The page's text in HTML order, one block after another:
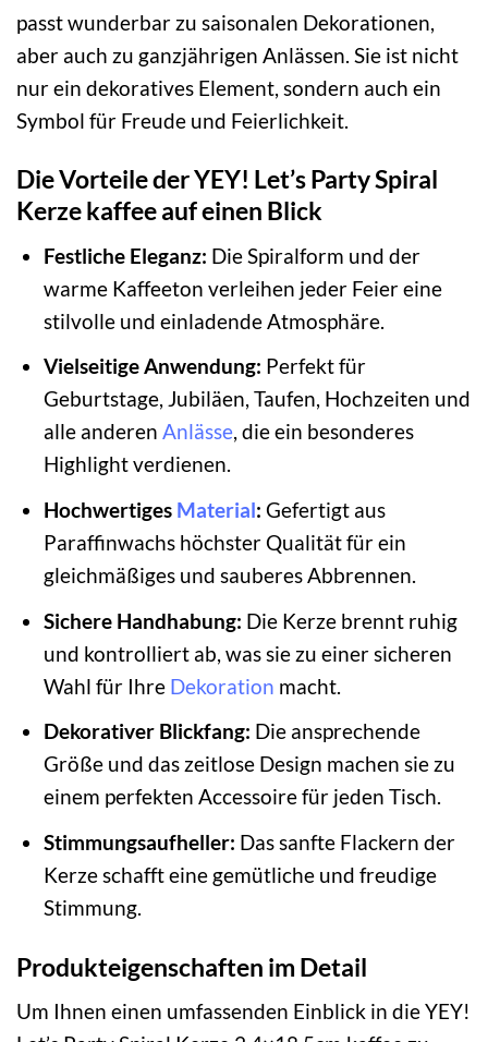
passt wunderbar zu saisonalen Dekorationen,
aber auch zu ganzjährigen Anlässen. Sie ist nicht
nur ein dekoratives Element, sondern auch ein
Symbol für Freude und Feierlichkeit.
Die Vorteile der YEY! Let’s Party Spiral
Kerze kaffee auf einen Blick
Festliche Eleganz: Die Spiralform und der
warme Kaffeeton verleihen jeder Feier eine
stilvolle und einladende Atmosphäre.
Vielseitige Anwendung: Perfekt für
Geburtstage, Jubiläen, Taufen, Hochzeiten und
alle anderen Anlässe, die ein besonderes
Highlight verdienen.
Hochwertiges Material: Gefertigt aus
Paraffinwachs höchster Qualität für ein
gleichmäßiges und sauberes Abbrennen.
Sichere Handhabung: Die Kerze brennt ruhig
und kontrolliert ab, was sie zu einer sicheren
Wahl für Ihre Dekoration macht.
Dekorativer Blickfang: Die ansprechende
Größe und das zeitlose Design machen sie zu
einem perfekten Accessoire für jeden Tisch.
Stimmungsaufheller: Das sanfte Flackern der
Kerze schafft eine gemütliche und freudige
Stimmung.
Produkteigenschaften im Detail
Um Ihnen einen umfassenden Einblick in die YEY!